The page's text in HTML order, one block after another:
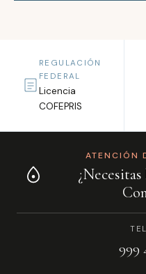
REGULACIÓN
FEDERAL
Licencia
COFEPRIS
ATENCIÓN
999